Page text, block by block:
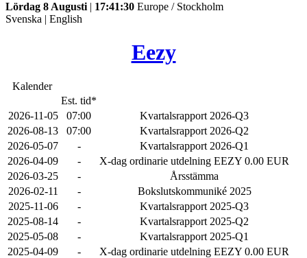
Lördag 8 Augusti | 17:41:30 Europe / Stockholm
Svenska | English
Eezy
Kalender
Est. tid*
2026-11-05
07:00
Kvartalsrapport 2026-Q3
2026-08-13
07:00
Kvartalsrapport 2026-Q2
2026-05-07
-
Kvartalsrapport 2026-Q1
2026-04-09
-
X-dag ordinarie utdelning EEZY 0.00 EUR
2026-03-25
-
Årsstämma
2026-02-11
-
Bokslutskommuniké 2025
2025-11-06
-
Kvartalsrapport 2025-Q3
2025-08-14
-
Kvartalsrapport 2025-Q2
2025-05-08
-
Kvartalsrapport 2025-Q1
2025-04-09
-
X-dag ordinarie utdelning EEZY 0.00 EUR